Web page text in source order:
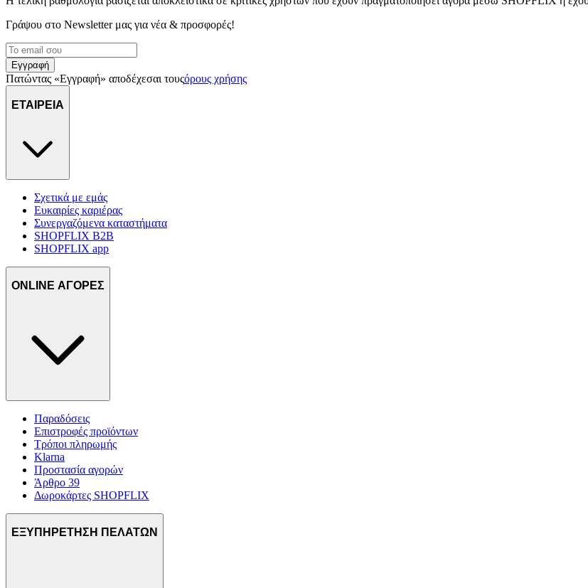
Γράψου στο Νewsletter μας για νέα & προσφορές!
Εγγραφή
Πατώντας «Εγγραφή» αποδέχεσαι τουςόρους χρήσης
ΕΤΑΙΡΕΙΑ
Σχετικά με εμάς
Ευκαιρίες καριέρας
Συνεργαζόμενα καταστήματα
SHOPFLIX B2B
SHOPFLIX app
ONLINE ΑΓΟΡΕΣ
Παραδόσεις
Επιστροφές προϊόντων
Τρόποι πληρωμής
Klarna
Προστασία αγορών
Άρθρο 39
Δωροκάρτες SHOPFLIX
ΕΞΥΠΗΡΕΤΗΣΗ ΠΕΛΑΤΩΝ